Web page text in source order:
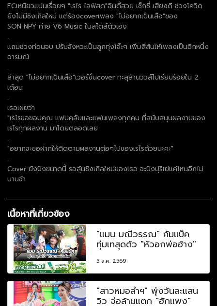
FCเหนียวแน่นเรื่อยๆ "เรไร ไลฟ์สด"อินดี้สวย เซ็กซี่ เสียงดี ช่วงโควิด
ยังไม่มีซิงเกิลใหม่ แต่ร้องcoverเพลง "ไม่อยากเป็นเสือ"ของ
SON NPY ค่าย V6 Music ในสไตล์ตัวเอง
.
แถมช่วงท่อนจบ ปรับจังหวะเป็นลูกทุ่งโจ๊ะๆ เพิ่มสีสันให้เพลงเป็นอีกหนึ่ง
อารมณ์
.
ล่าสุด "ไม่อยากเป็นเสือ"เวอร์ชั่นcover ทะลุล้านวิวส์ไปเรียบร้อยใน 2
เดือน
.
เธอเผยว่า
"เรไรขอขอบคุณ แฟนคลับและแฟนเพลงทุกคน ที่สนับสนุนผลงานของ
เรไรทุกผลงาน มาโดยตลอดเลย
.
"อยากจะขอฝากให้ติดตามผลงานต่อๆไปของเรไรด้วยนะคะ"
.
Cover ยังปังขนาดนี้ รอลุ้นซิงเกิลใหม่ของเธอ จะปังปุริเย่แค่ไหนอีกไม่
นานจ้า
เนื้อหาที่เกี่ยวข้อง
"แมน มณีวรรณ" คัมแบ็ค
ทุ่มเทสุดตัว "หัวอกพ่อฮ้าง"
5 ส.ค. 2569
"สาวหมอลำฯ" พุ่งวันละแสน
วิว จ่อล้านแตก "ฮักแพง"